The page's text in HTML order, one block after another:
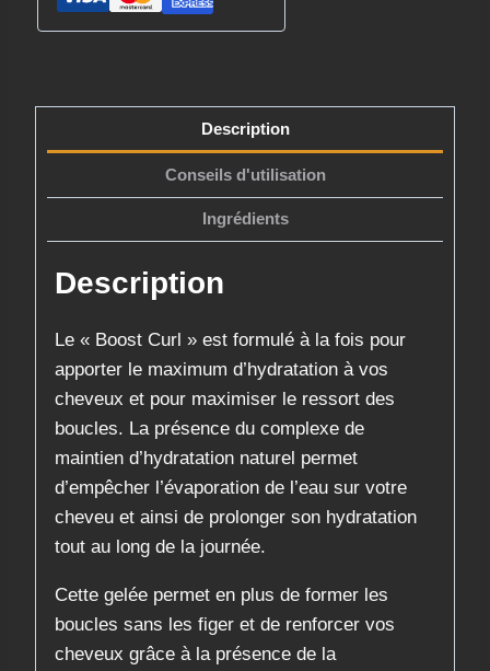
LOLY
250ML
Description
Conseils d'utilisation
Ingrédients
Description
Le « Boost Curl » est formulé à la fois pour
apporter le maximum d’hydratation à vos
cheveux et pour maximiser le ressort des
boucles. La présence du complexe de
maintien d’hydratation naturel permet
d’empêcher l’évaporation de l’eau sur votre
cheveu et ainsi de prolonger son hydratation
tout au long de la journée.
Cette gelée permet en plus de former les
boucles sans les figer et de renforcer vos
cheveux grâce à la présence de la